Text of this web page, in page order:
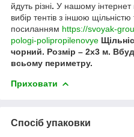
йдуть різні. У нашому інтернет
вибір тентів з іншою
посиланням https://svoyak-
pologi-polipropilenovye
чорний. Розмір – 2х3 м.
всьому периметру.
Приховати
Спосіб упаковки